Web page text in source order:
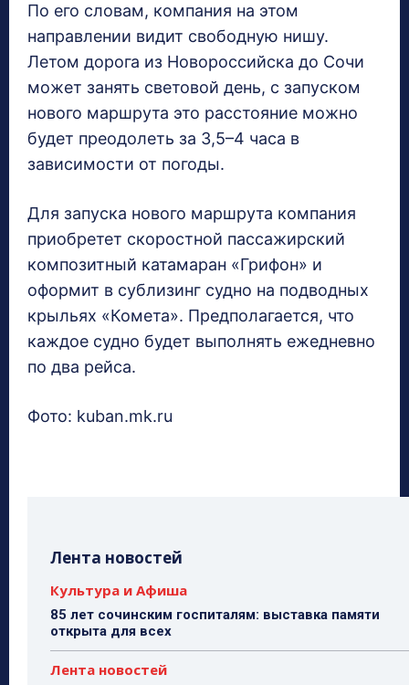
По его словам, компания на этом
направлении видит свободную нишу.
Летом дорога из Новороссийска до Сочи
может занять световой день, с запуском
нового маршрута это расстояние можно
будет преодолеть за 3,5–4 часа в
зависимости от погоды.
Для запуска нового маршрута компания
приобретет скоростной пассажирский
композитный катамаран «Грифон» и
оформит в сублизинг судно на подводных
крыльях «Комета». Предполагается, что
каждое судно будет выполнять ежедневно
по два рейса.
Фото: kuban.mk.ru
Лента новостей
Культура и Афиша
85 лет сочинским госпиталям: выставка памяти
открыта для всех
Лента новостей